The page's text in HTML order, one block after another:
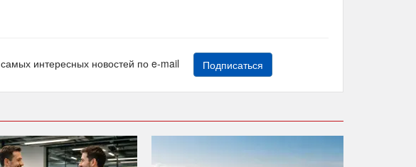
интересных новостей по e-mail Подписаться